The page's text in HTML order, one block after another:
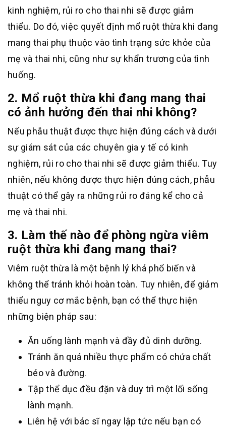
kinh nghiệm, rủi ro cho thai nhi sẽ được giảm
thiểu. Do đó, việc quyết định mổ ruột thừa khi đang
mang thai phụ thuộc vào tình trạng sức khỏe của
mẹ và thai nhi, cũng như sự khẩn trương của tình
huống.
2. Mổ ruột thừa khi đang mang thai
có ảnh hưởng đến thai nhi không?
Nếu phẫu thuật được thực hiện đúng cách và dưới
sự giám sát của các chuyên gia y tế có kinh
nghiệm, rủi ro cho thai nhi sẽ được giảm thiểu. Tuy
nhiên, nếu không được thực hiện đúng cách, phẫu
thuật có thể gây ra những rủi ro đáng kể cho cả
mẹ và thai nhi.
3. Làm thế nào để phòng ngừa viêm
ruột thừa khi đang mang thai?
Viêm ruột thừa là một bệnh lý khá phổ biến và
không thể tránh khỏi hoàn toàn. Tuy nhiên, để giảm
thiểu nguy cơ mắc bệnh, bạn có thể thực hiện
những biện pháp sau:
Ăn uống lành mạnh và đầy đủ dinh dưỡng.
Tránh ăn quá nhiều thực phẩm có chứa chất
béo và đường.
Tập thể dục đều đặn và duy trì một lối sống
lành mạnh.
Liên hệ với bác sĩ ngay lập tức nếu bạn có